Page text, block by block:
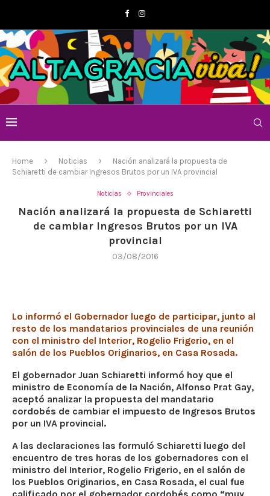
Home Noticias
Nación analizará la propuesta de
Schiaretti de cambiar Ingresos Brutos por un IVA provincial
Noticias Provinciales
Nación analizará la propuesta de Schiaretti
de cambiar Ingresos Brutos por un IVA
provincial
03/08/2016
Lo informó el Gobernador luego de participar, junto al
resto de los mandatarios provinciales de una reunión
con el ministro del Interior, Rogelio Frigerio, en el
salón de los Pueblos Originarios, en Casa Rosada.
El gobernador Juan Schiaretti informó hoy que el
ministro de Economía de la Nación, Alfonso Prat Gay,
aceptó analizar la propuesta del mandatario
cordobés de cambiar el impuesto de Ingresos Brutos
por un IVA provincial.
A las declaraciones las formuló Schiaretti luego del
encuentro de tres horas de los gobernadores con el
ministro del Interior, Rogelio Frigerio, en el salón de
los Pueblos Originarios, en Casa Rosada, el cual fue